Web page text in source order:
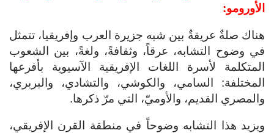
الأورومو:
هناك صلةٌ عريقةٌ بين شبه جزيرة العرب وإفريقيا، تتمثل
في وضوح التشابه، عرقاً، وثقافةً، ولغةً، بين الشعوب
المتكلمة لأسرة اللغات الإفريقية الآسيوية بأفرعها
المختلفة: السامي، والكوشي، والتشادي، والبربري،
والمصري القديم، والأوميّ، التي مرّ ذكرها.
ويزيد هذا التشابه وضوحاً في منطقة القرن الإفريقي،